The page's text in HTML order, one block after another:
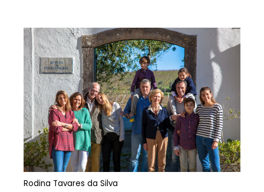
Rodina Tavares da Silva